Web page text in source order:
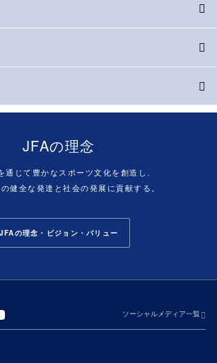
JFAの理念
通じて豊かなスポーツ文化を創造し、
健全な発達と社会の発展に貢献する。
JFAの理念・ビジョン・バリュー
ソーシャルメディア一覧